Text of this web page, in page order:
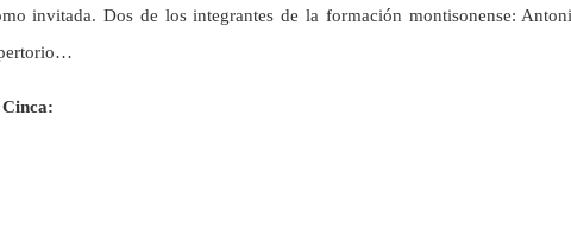
invitada. Dos de los integrantes de la formación montisonense: